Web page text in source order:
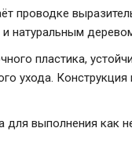
проводке
натуральным
пластика,
ухода.
для выполнения как